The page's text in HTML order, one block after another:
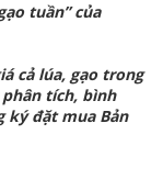
tuần” của
cả lúa, gạo trong
tích, bình
ký đặt mua Bản